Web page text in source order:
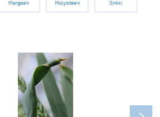
Mangaani Molybdeeni Sinkki